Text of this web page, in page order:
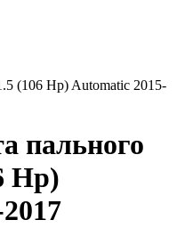
(106 Hp) Automatic 2015-
пального
Hp)